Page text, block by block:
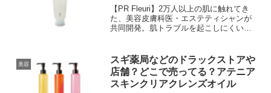
【PR Fleuri】2万人以上の肌に触れてき
た、美容皮膚科医・エステティシャンが
共同開発。肌トラブルを起こしにくい素
穴に悩んでいる方、敏感肌だけど毛穴ケ
ア※をしたい方...
美容
スギ薬局などのドラックストアや
店舗？どこで売ってる？アテニア
スキンクリアクレンズオイル